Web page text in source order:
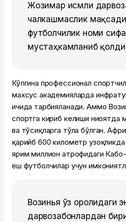
Жозимар исмли
чалкашмаслик
футболчилик номи
мустаҳкамланиб
Кўпгина профессионал
махсус академияларда
ичида тарбияланади. Аммо
спортга кириб келиши ниҳоятда
ва тўсиқларга тўла бўлган.
қарийб 600 километр узоқликда
ярим миллион атрофидаги
ёш футболчилар учун
Возинья ўз оролидаги
дарвозабонлардан